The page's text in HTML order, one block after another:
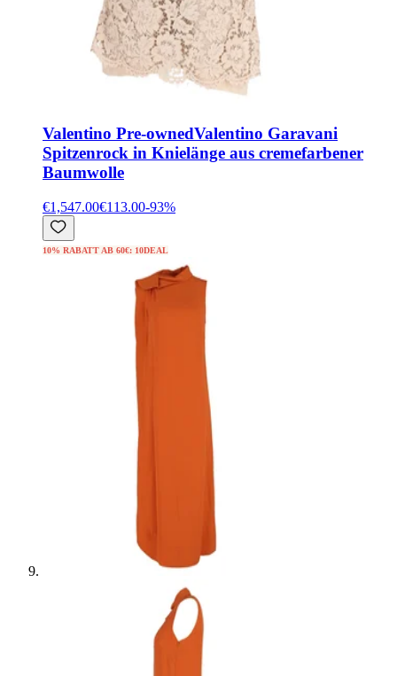
Valentino Pre-ownedValentino Garavani
Spitzenrock in Knielänge aus cremefarbener
Baumwolle
€1,547.00€113.00-93%
10% RABATT AB 60€: 10DEAL